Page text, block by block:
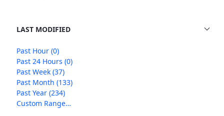
LAST MODIFIED
Past Hour (0)
Past 24 Hours (0)
Past Week (37)
Past Month (133)
Past Year (234)
Custom Range…